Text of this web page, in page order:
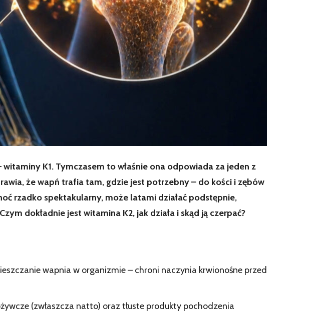
K1. Tymczasem to właśnie ona odpowiada za jeden z
że wapń trafia tam, gdzie jest potrzebny – do kości i zębów
rzadko spektakularny, może latami działać podstępnie,
dokładnie jest witamina K2, jak działa i skąd ją czerpać?
wapnia w organizmie – chroni naczynia krwionośne przed
(zwłaszcza natto) oraz tłuste produkty pochodzenia